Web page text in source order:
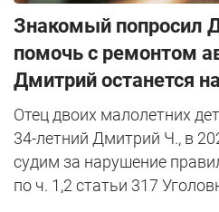
Знакомый попросил
помочь с ремонтом
Дмитрий останется
Отец двоих малолетних
34-летний Дмитрий Ч., в
судим за нарушение
по ч. 1,2 статьи 317